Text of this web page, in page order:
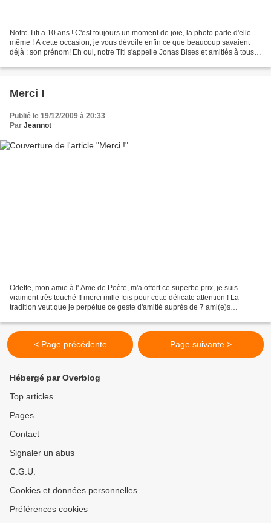
Notre Titi a 10 ans ! C'est toujours un moment de joie, la photo parle d'elle-
même ! A cette occasion, je vous dévoile enfin ce que beaucoup savaient
déjà : son prénom! Eh oui, notre Titi s'appelle Jonas Bises et amitiés à tous,
Merci !
Publié le 19/12/2009 à 20:33
Par Jeannot
Odette, mon amie à l' Ame de Poète, m'a offert ce superbe prix, je suis
vraiment très touché !! merci mille fois pour cette délicate attention ! La
tradition veut que je perpétue ce geste d'amitié auprès de 7 ami(e)s
< Page précédente Page suivante >
Hébergé par Overblog
Top articles
Pages
Contact
Signaler un abus
C.G.U.
Cookies et données personnelles
Préférences cookies